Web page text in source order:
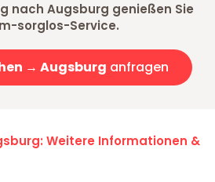
nach Augsburg genießen Sie
sorglos-Service.
→ Augsburg anfragen
Weitere Informationen &